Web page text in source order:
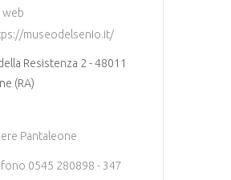
web
museodelsenio.it/
Resistenza 2 - 48011
(RA)
Pantaleone
0545 280898 - 347